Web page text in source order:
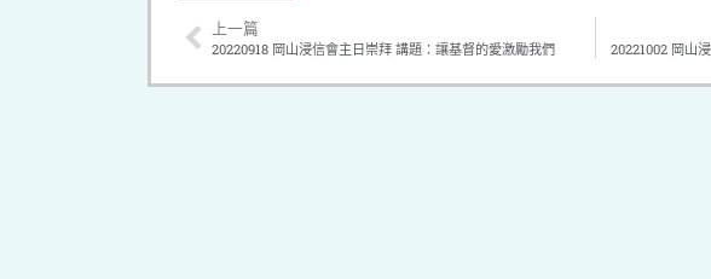
上一篇
20220918 岡山浸信會主日崇拜 講題：讓基督的愛激勵我們 20221002 岡山